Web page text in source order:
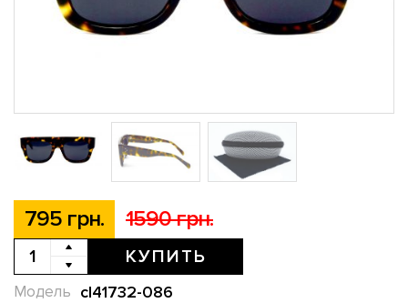
795 грн. 1590 грн.
КУПИТЬ
cl41732-086
Модель